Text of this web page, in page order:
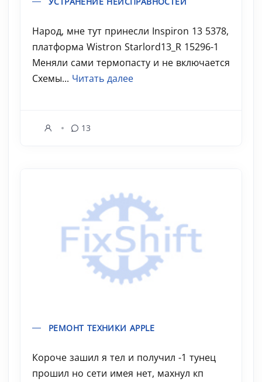
Народ, мне тут принесли Inspiron 13 5378,
платформа Wistron Starlord13_R 15296-1
Меняли сами термопасту и не включается
Схемы... Читать далее
13
РЕМОНТ ТЕХНИКИ APPLE
Короче зашил я тел и получил -1 тунец
прошил но сети имея нет, махнул кп